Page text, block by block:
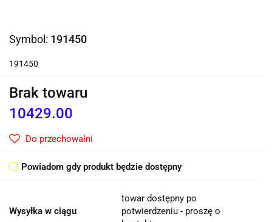
Symbol: 191450
191450
Brak towaru
10429.00
Do przechowalni
Powiadom gdy produkt będzie dostępny
Wysyłka w ciągu
towar dostępny po
potwierdzeniu - proszę o